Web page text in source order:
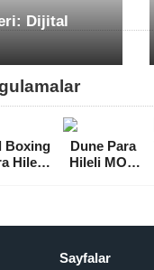
Dijital
Boxing
Hileli
Dune Para
Hileli MOD
Sayfalar